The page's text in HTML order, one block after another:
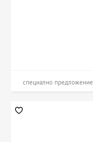
специално предложение